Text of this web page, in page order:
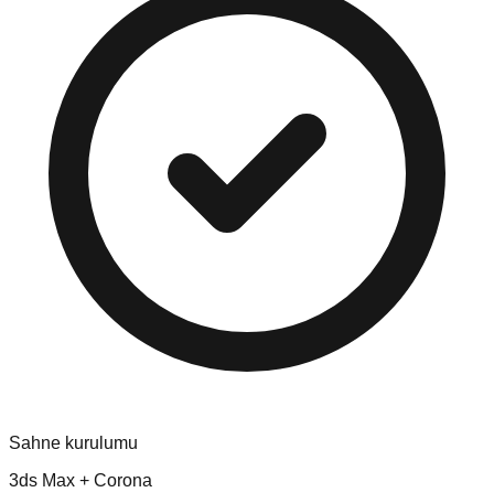
Sahne kurulumu
3ds Max + Corona